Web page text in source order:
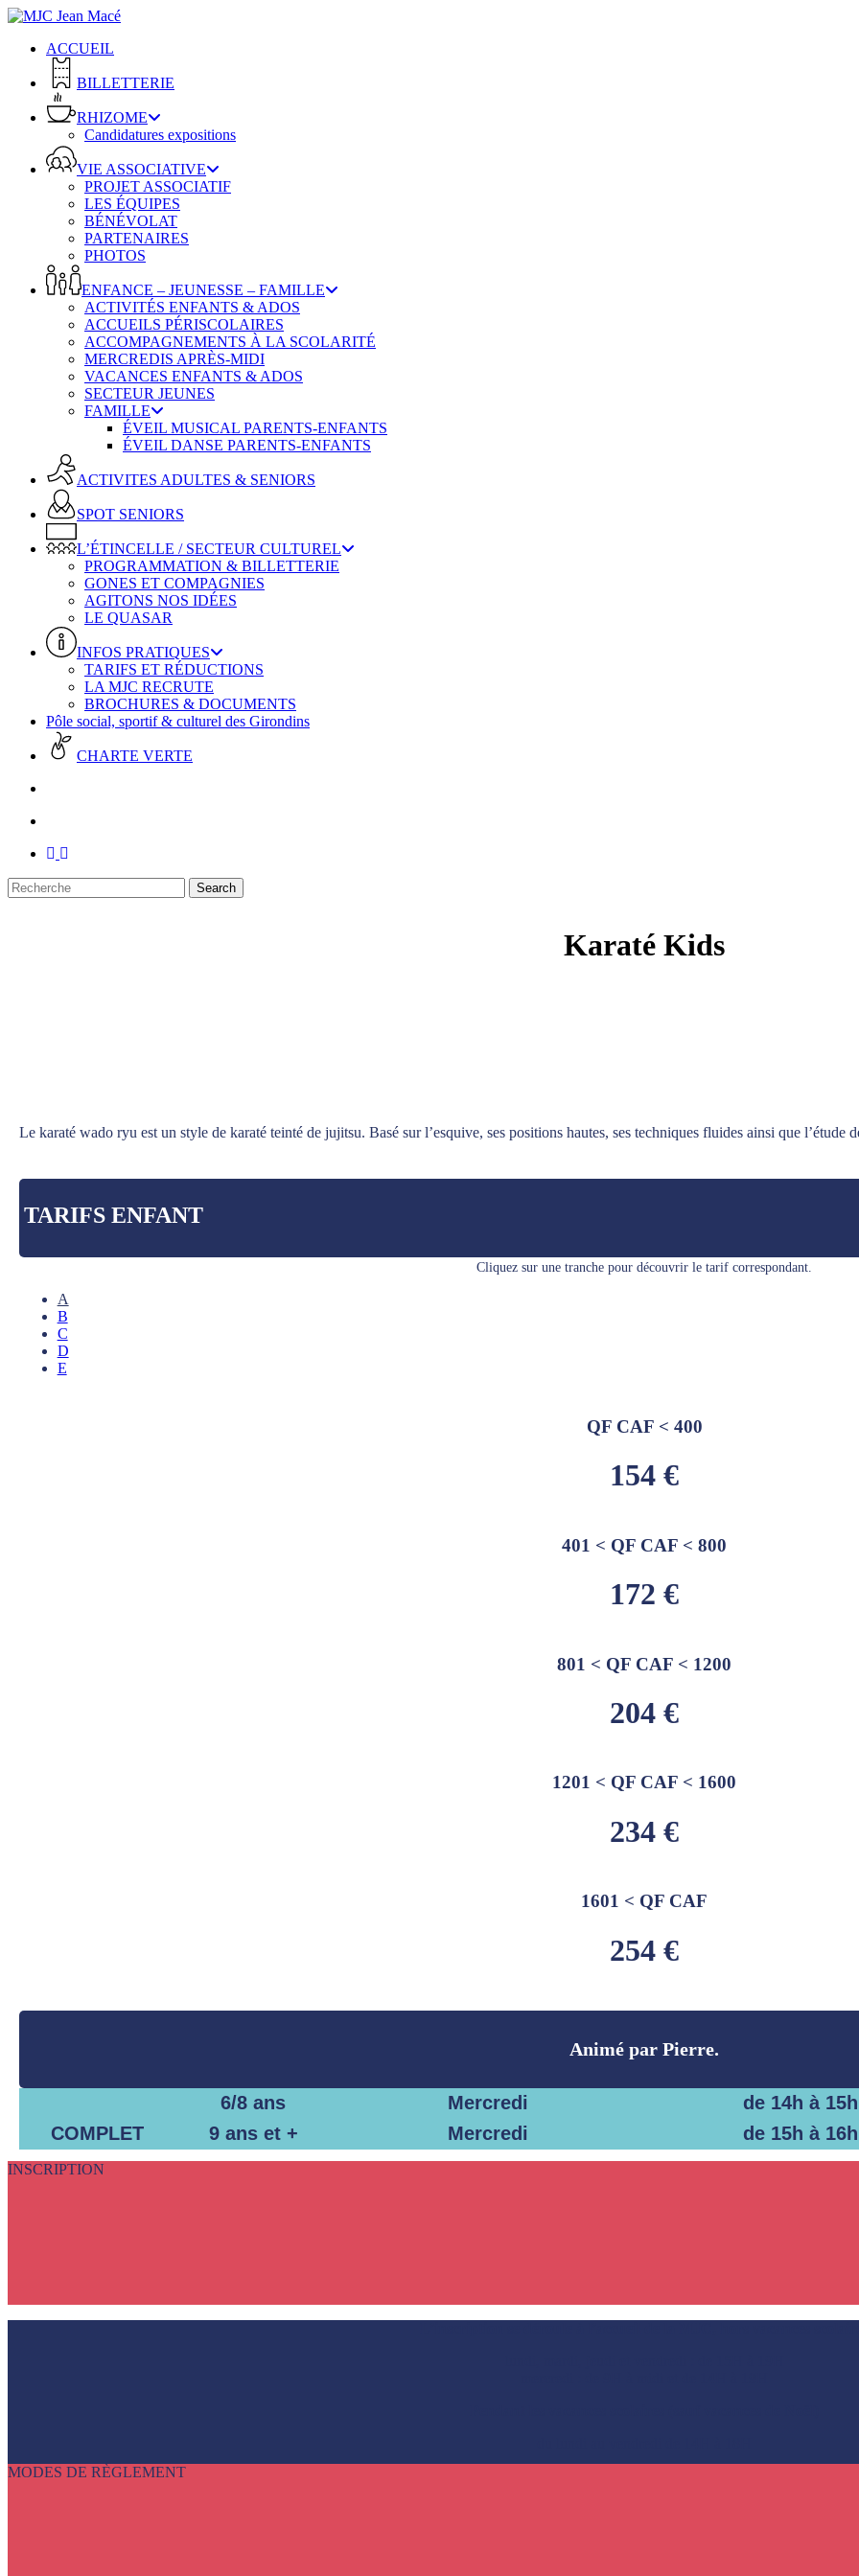
Skip
main
ACCUEIL
BILLETTERIE
RHIZOME
Candidatures expositions
VIE ASSOCIATIVE
PROJET ASSOCIATIF
LES ÉQUIPES
BÉNÉVOLAT
PARTENAIRES
PHOTOS
ENFANCE – JEUNESSE – FAMILLE
ACTIVITÉS ENFANTS & ADOS
ACCUEILS PÉRISCOLAIRES
ACCOMPAGNEMENTS À LA SCOLARITÉ
MERCREDIS APRÈS-MIDI
VACANCES ENFANTS & ADOS
SECTEUR JEUNES
FAMILLE
ÉVEIL MUSICAL PARENTS-ENFANTS
ÉVEIL DANSE PARENTS-ENFANTS
ACTIVITES ADULTES & SENIORS
SPOT SENIORS
L’ÉTINCELLE / SECTEUR CULTUREL
PROGRAMMATION & BILLETTERIE
GONES ET COMPAGNIES
AGITONS NOS IDÉES
LE QUASAR
INFOS PRATIQUES
TARIFS ET RÉDUCTIONS
LA MJC RECRUTE
BROCHURES & DOCUMENTS
Pôle social, sportif & culturel des Girondins
CHARTE VERTE
facebook
instagram
Search
Karaté Kids
Le karaté wado ryu est un style de karaté teinté de jujitsu. Basé sur l’esquive, ses positions hautes, ses techniques fluides ainsi que
TARIFS ENFANT
Cliquez sur une tranche pour découvrir le tarif correspondant.
A
B
C
D
E
QF CAF < 400
154 €
401 < QF CAF < 800
172 €
801 < QF CAF < 1200
204 €
1201 < QF CAF < 1600
234 €
1601 < QF CAF
254 €
Animé par Pierre.
6/8 ans Mercredi
de 14h à 15h
COMPLET
9 ans et + Mercredi de 15h à 16h
INSCRIPTION
MODES DE RÈGLEMENT